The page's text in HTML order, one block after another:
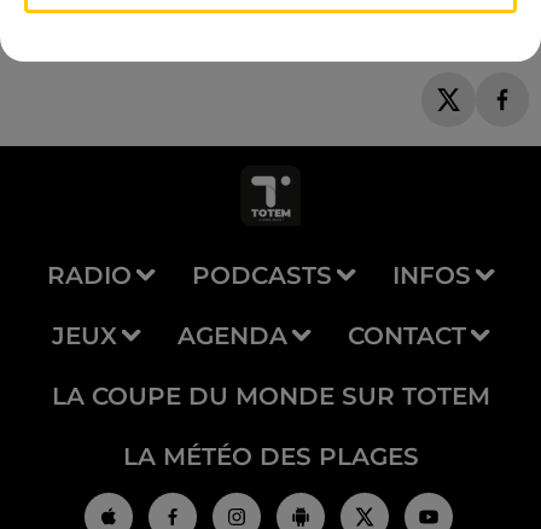
RADIO PODCASTS INFOS
JEUX AGENDA CONTACT
LA COUPE DU MONDE SUR TOTEM
LA MÉTÉO DES PLAGES